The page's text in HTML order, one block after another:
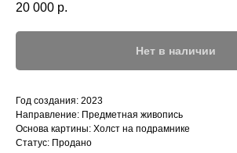
20 000 р.
Нет в наличии
Год создания: 2023
Направление: Предметная живопись
Основа картины: Холст на подрамнике
Статус: Продано